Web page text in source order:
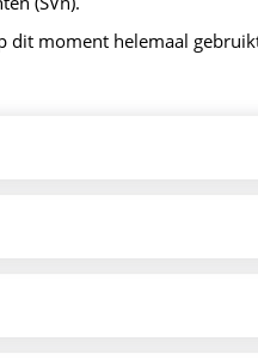
dit moment helemaal